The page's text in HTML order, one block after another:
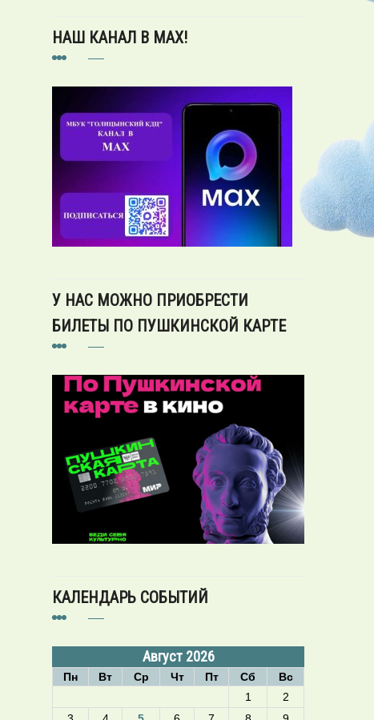
НАШ КАНАЛ В MAX!
У НАС МОЖНО ПРИОБРЕСТИ
БИЛЕТЫ ПО ПУШКИНСКОЙ КАРТЕ
КАЛЕНДАРЬ СОБЫТИЙ
Август 2026
Пн Вт Ср Чт Пт Сб
Вс
1
2